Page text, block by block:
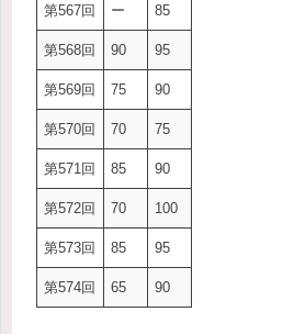
第567回 ー 85
第568回 90 95
第569回 75 90
第570回 70 75
第571回 85 90
第572回 70 100
第573回 85 95
第574回 65 90